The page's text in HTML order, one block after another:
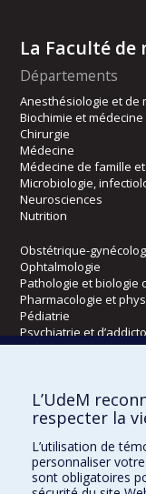
La Faculté de
Départements
Anesthésiologie et de
Biochimie et
Chirurgie
Médecine
Médecine de famille
Microbiologie,
Neurosciences
Nutrition
Obstétrique-
Ophtalmologie
Pathologie et biologie
Pharmacologie et
Pédiatrie
Psychiatrie et
Radiologie, radio-
Écoles
Orthophonie et
Réadaptation
L’UdeM
respecter la
L’utilisation de
personnaliser
sont obligatoires